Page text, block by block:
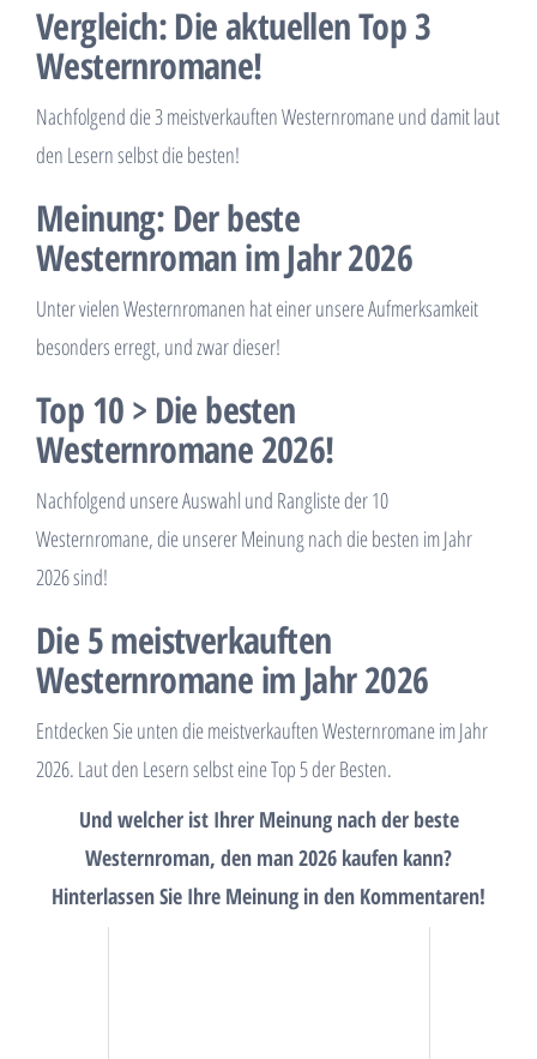
Vergleich: Die aktuellen Top 3
Westernromane!
Nachfolgend die 3 meistverkauften Westernromane und damit laut
den Lesern selbst die besten!
Meinung: Der beste
Westernroman im Jahr 2026
Unter vielen Westernromanen hat einer unsere Aufmerksamkeit
besonders erregt, und zwar dieser!
Top 10 > Die besten
Westernromane 2026!
Nachfolgend unsere Auswahl und Rangliste der 10
Westernromane, die unserer Meinung nach die besten im Jahr
2026 sind!
Die 5 meistverkauften
Westernromane im Jahr 2026
Entdecken Sie unten die meistverkauften Westernromane im Jahr
2026. Laut den Lesern selbst eine Top 5 der Besten.
Und welcher ist Ihrer Meinung nach der beste
Westernroman, den man 2026 kaufen kann?
Hinterlassen Sie Ihre Meinung in den Kommentaren!